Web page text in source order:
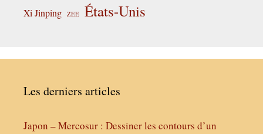
Xi Jinping ZEE États-Unis
Les derniers articles
Japon – Mercosur : Dessiner les contours d’un